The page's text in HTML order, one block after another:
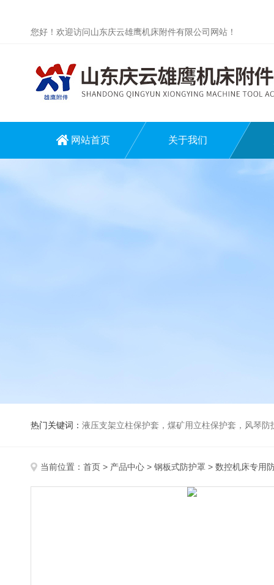
您好！欢迎访问山东庆云雄鹰机床附件有限公司网站！
网站首页 关于我们
热门关键词： 液压支架立柱保护套，煤矿用立柱保护套，风琴
当前位置： 首页 > 产品中心 > 钢板式防护罩 > 数控机床专用